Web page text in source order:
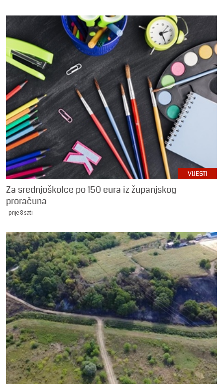
VIJESTI
Za srednjoškolce po 150 eura iz županjskog
proračuna
prije 8 sati